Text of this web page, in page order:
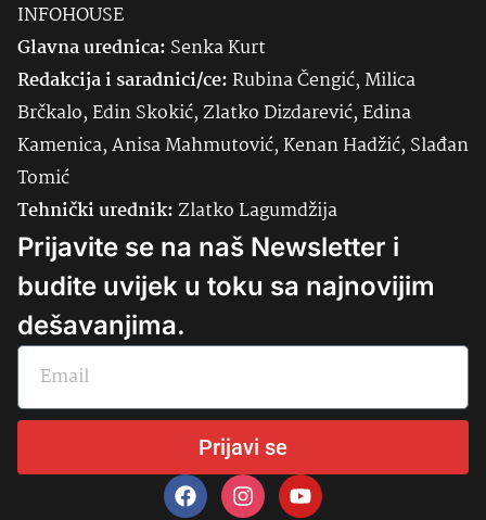
INFOHOUSE
Glavna urednica: SenkaKurt
Redakcija i saradnici/ce:Rubina Čengić, Milica
Brčkalo, Edin Skokić, Zlatko Dizdarević, Edina
Kamenica, Anisa Mahmutović, Kenan Hadžić, Slađan
Tomić
Tehnički urednik:Zlatko Lagumdžija
Prijavite se na naš Newsletter i
budite uvijek u toku sa najnovijim
dešavanjima.
Prijavi se